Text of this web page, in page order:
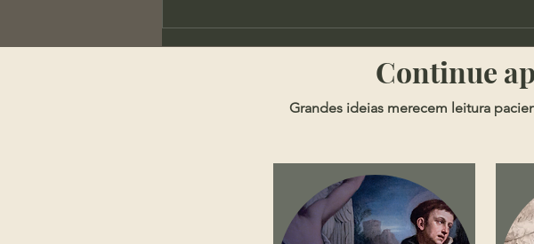
Tomás de Kempis - Leitura e
Verdade
Railson
Política
​​​Continue
Grandes ideias merecem leitura